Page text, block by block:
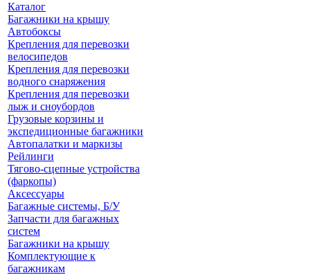
Каталог
Багажники на крышу
Автобоксы
Крепления для перевозки
велосипедов
Крепления для перевозки
водного снаряжения
Крепления для перевозки
лыж и сноубордов
Грузовые корзины и
экспедиционные багажники
Автопалатки и маркизы
Рейлинги
Тягово-сцепные устройства
(фаркопы)
Аксессуары
Багажные системы, Б/У
Запчасти для багажных
систем
Багажники на крышу
Комплектующие к
багажникам